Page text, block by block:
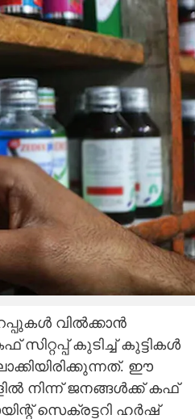
വിൽക്കാൻ
സിറ്റപ്പ് കുടിച്ച് കുട്ടികൾ
ഈ
നിന്ന് ജനങ്ങൾക്ക് കഫ്
സെക്രട്ടറി ഹർഷ്